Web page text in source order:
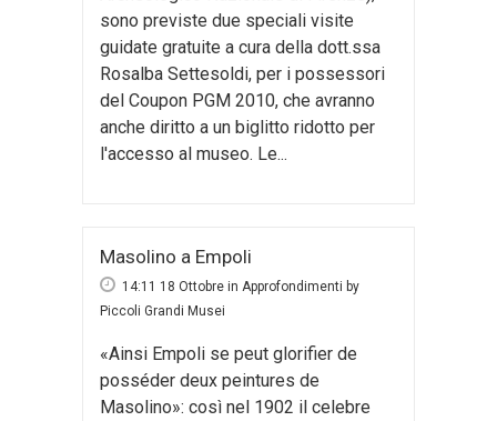
sono previste due speciali visite
guidate gratuite a cura della dott.ssa
Rosalba Settesoldi, per i possessori
del Coupon PGM 2010, che avranno
anche diritto a un biglitto ridotto per
l'accesso al museo. Le...
Masolino a Empoli
14:11 18 Ottobre in Approfondimenti by
Piccoli Grandi Musei
«Ainsi Empoli se peut glorifier de
posséder deux peintures de
Masolino»: così nel 1902 il celebre